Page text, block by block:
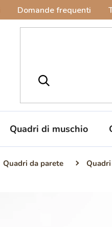
Domande frequenti
Quadri di muschio
Quadri da parete